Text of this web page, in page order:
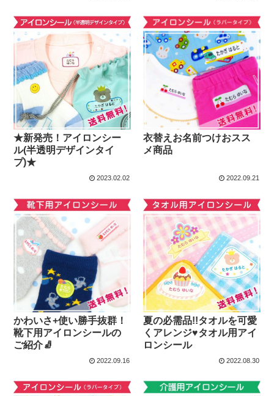
★新発売！アイロンシー
ル(半透明デザインタイ
プ)★
2023.02.02
衣替えお名前つけおスス
メ商品
2022.09.21
かわいさ+使い勝手抜群！
靴下用アイロンシールの
ご紹介🧦
2022.09.16
夏の必需品!!タオルを可愛
くアレンジ♥タオル用アイ
ロンシール
2022.08.30